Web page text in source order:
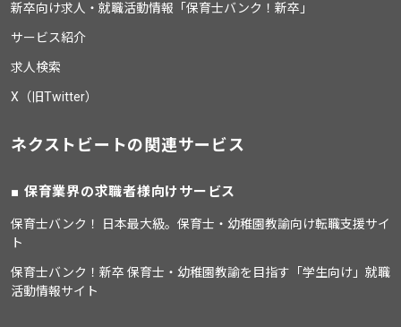
新卒向け求人・就職活動情報「保育士バンク！新卒」
サービス紹介
求人検索
X（旧Twitter）
ネクストビートの関連サービス
保育業界の求職者様向けサービス
保育士バンク！ 日本最大級。保育士・幼稚園教諭向け転職支援サイ
ト
保育士バンク！新卒 保育士・幼稚園教諭を目指す「学生向け」就職
活動情報サイト